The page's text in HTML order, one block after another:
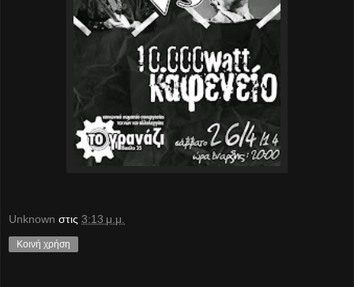
Unknown στις 3:13 μ.μ.
Κοινή χρήση